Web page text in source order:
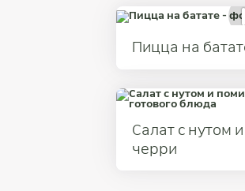
Пицца на
Салат с нутом
черри